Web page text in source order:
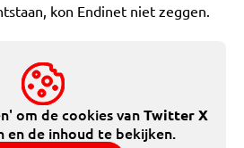
kon Endinet niet zeggen.
om de cookies vanTwitter X
en de inhoud te bekijken.